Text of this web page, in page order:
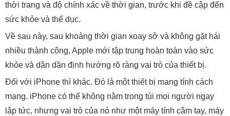
thời trang và độ chính xác về thời gian, trước khi đề cập đến
sức khỏe và thể dục.
Về sau này, sau khoảng thời gian xoay sở và không gặt hái
nhiều thành công, Apple mới tập trung hoàn toàn vào sức
khỏe và dần dần định hướng rõ ràng vai trò của thiết bị.
Đối với iPhone thì khác. Đó là một thiết bị mang tính cách
mạng. iPhone có thể không nằm trong túi mọi người ngay
lập tức, nhưng vai trò của nó như một máy tính cầm tay, máy